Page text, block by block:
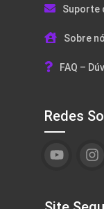
Suporte
Sobre
FAQ –
Redes